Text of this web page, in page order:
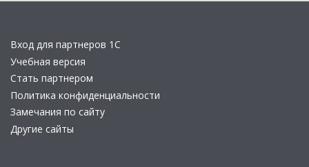
Вход для партнеров 1С
Учебная версия
Стать партнером
Политика конфиденциальности
Замечания по сайту
Другие сайты